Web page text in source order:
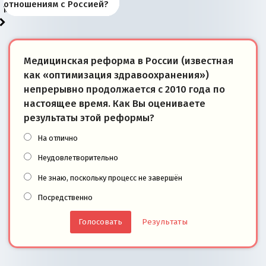
моря
победители
«переобувании» хозяев
суверенной экономике
Анкориджа
внутренней политике
отношениям с Россией?
Медицинская реформа в России (известная
как «оптимизация здравоохранения»)
непрерывно продолжается с 2010 года по
настоящее время. Как Вы оцениваете
результаты этой реформы?
На отлично
Неудовлетворительно
Не знаю, поскольку процесс не завершён
Посредственно
Результаты